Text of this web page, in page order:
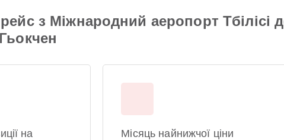
з Міжнародний аеропорт Тбілісі
на
Місяць найнижчої ціни